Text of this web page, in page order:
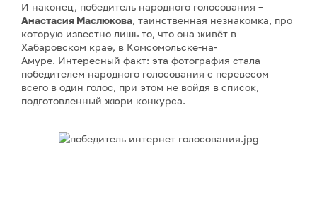
И наконец, победитель народного голосования –
Анастасия Маслюкова, таинственная незнакомка, про
которую известно лишь то, что она живёт в
Хабаровском крае, в Комсомольске-на-
Амуре. Интересный факт: эта фотография стала
победителем народного голосования с перевесом
всего в один голос, при этом не войдя в список,
подготовленный жюри конкурса.